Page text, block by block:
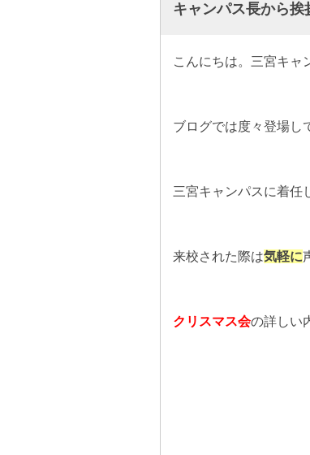
キャンパス長から挨
こんにちは。三宮キャ
ブログでは度々登場し
三宮キャンパスに着任
来校された際は気軽に
クリスマス会の詳しい